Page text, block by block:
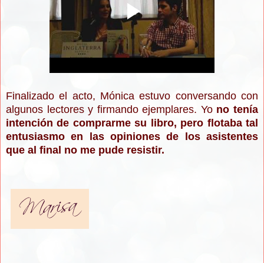
Finalizado el acto, Mónica estuvo conversando con
algunos lectores y firmando ejemplares. Yo no tenía
intención de comprarme su libro, pero flotaba tal
entusiasmo en las opiniones de los asistentes
que al final no me pude resistir.